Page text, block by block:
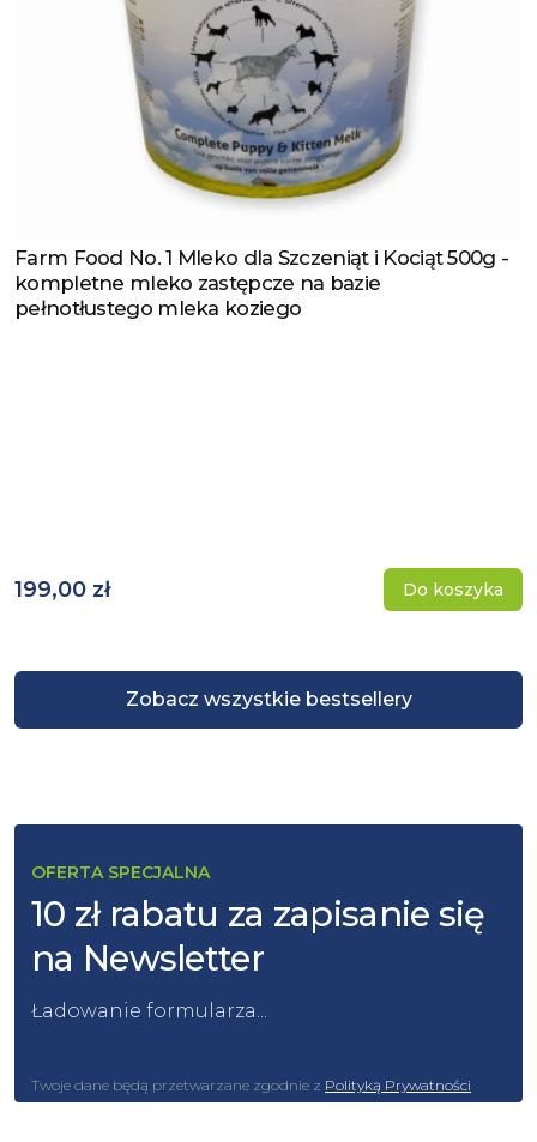
Zobacz wszystkie bestsellery
Zobacz produkt
Farm Food No. 1 Mleko dla Szczeniąt i Kociąt 500g -
kompletne mleko zastępcze na bazie
pełnotłustego mleka koziego
199,00 zł Do koszyka
OFERTA SPECJALNA
10 zł rabatu za zapisanie się
na Newsletter
Ładowanie formularza...
Twoje dane będą przetwarzane zgodnie z Polityką Prywatności